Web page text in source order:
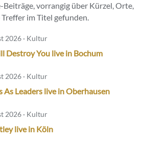
Beiträge, vorrangig über Kürzel, Orte,
im Titel gefunden.
2026 · Kultur
Destroy You live in Bochum
2026 · Kultur
As Leaders live in Oberhausen
2026 · Kultur
live in Köln